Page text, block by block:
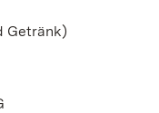
Getränk)